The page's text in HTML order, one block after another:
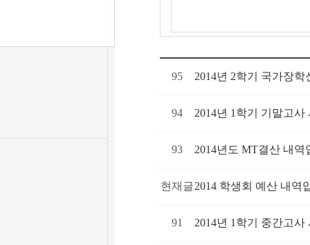
95 2014년 2학기 국가장학
94 2014년 1학기 기말고사
93 2014년도 MT결산 내역
현재글2014 학생회 예산 내역
91 2014년 1학기 중간고사